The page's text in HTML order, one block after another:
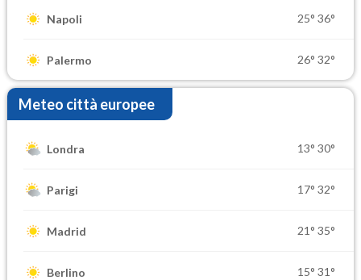
Napoli 25° 36°
Palermo 26° 32°
Meteo città europee
Londra 13° 30°
Parigi 17° 32°
Madrid 21° 35°
Berlino 15° 31°